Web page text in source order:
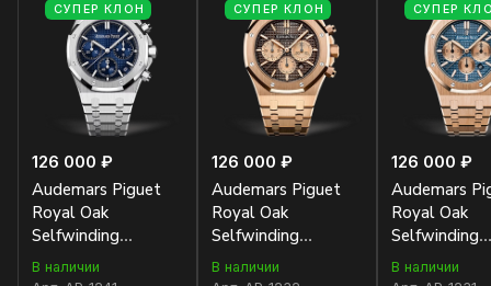
СУПЕР КЛОН
126 000 ₽
Audemars Piguet
Royal Oak
Selfwinding
Chronograph
26240BC.OO.1320BC.04
В наличии
СУПЕР КЛОН
126 000 ₽
Audemars Piguet
Royal Oak
Selfwinding
Chronograph
26331OR.OO.1220OR.02
В наличии
СУПЕР
126 000 ₽
Audemars
Royal Oak
Selfwinding
Chronograph
В наличии